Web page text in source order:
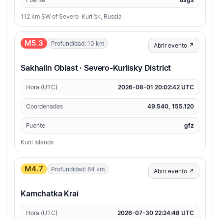
112 km SW of Severo-Kuril’sk, Russia
M5.3 Profundidad: 10 km Abrir evento ↗
Sakhalin Oblast · Severo-Kurilsky District
Hora (UTC) 2026-08-01 20:02:42 UTC
Coordenadas 49.540, 155.120
Fuente gfz
Kuril Islands
M4.7 Profundidad: 64 km Abrir evento ↗
Kamchatka Krai
Hora (UTC) 2026-07-30 22:24:48 UTC